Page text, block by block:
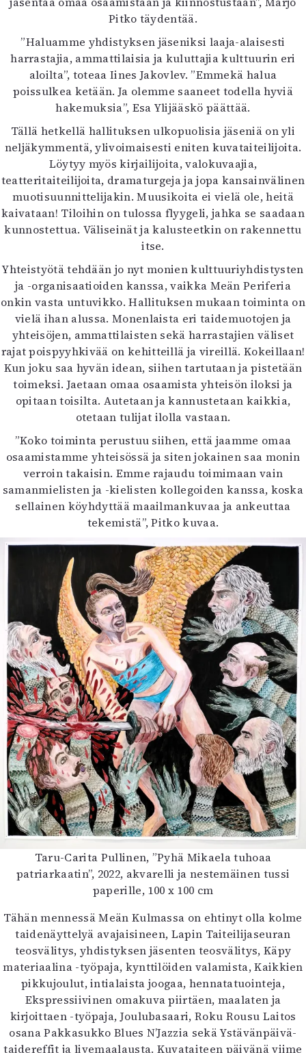
Pitko täydentää.
”Haluamme yhdistyksen jäseniksi laaja-alaisesti
harrastajia, ammattilaisia ja kuluttajia kulttuurin eri
aloilta”, toteaa Iines Jakovlev. ”Emmekä halua
poissulkea ketään. Ja olemme saaneet todella hyviä
hakemuksia”, Esa Ylijääskö päättää.
Tällä hetkellä hallituksen ulkopuolisia jäseniä on yli
neljäkymmentä, ylivoimaisesti eniten kuvataiteilijoita.
Löytyy myös kirjailijoita, valokuvaajia,
teatteritaiteilijoita, dramaturgeja ja jopa kansainvälinen
muotisuunnittelijakin. Muusikoita ei vielä ole, heitä
kaivataan! Tiloihin on tulossa flyygeli, jahka se saadaan
kunnostettua. Väliseinät ja kalusteetkin on rakennettu
itse.
Yhteistyötä tehdään jo nyt monien kulttuuriyhdistysten
ja -organisaatioiden kanssa, vaikka Meän Periferia
onkin vasta untuvikko. Hallituksen mukaan toiminta on
vielä ihan alussa. Monenlaista eri taidemuotojen ja
yhteisöjen, ammattilaisten sekä harrastajien väliset
rajat poispyyhkivää on kehitteillä ja vireillä. Kokeillaan!
Kun joku saa hyvän idean, siihen tartutaan ja pistetään
toimeksi. Jaetaan omaa osaamista yhteisön iloksi ja
opitaan toisilta. Autetaan ja kannustetaan kaikkia,
otetaan tulijat ilolla vastaan.
”Koko toiminta perustuu siihen, että jaamme omaa
osaamistamme yhteisössä ja siten jokainen saa monin
verroin takaisin. Emme rajaudu toimimaan vain
samanmielisten ja -kielisten kollegoiden kanssa, koska
sellainen köyhdyttää maailmankuvaa ja ankeuttaa
tekemistä”, Pitko kuvaa.
Taru-Carita Pullinen, ”Pyhä Mikaela tuhoaa
patriarkaatin”, 2022, akvarelli ja nestemäinen tussi
paperille, 100 x 100 cm
Tähän mennessä Meän Kulmassa on ehtinyt olla kolme
taidenäyttelyä avajaisineen, Lapin Taiteilijaseuran
teosvälitys, yhdistyksen jäsenten teosvälitys, Käpy
materiaalina -työpaja, kynttilöiden valamista, Kaikkien
pikkujoulut, intialaista joogaa, hennatatuointeja,
Ekspressiivinen omakuva piirtäen, maalaten ja
kirjoittaen -työpaja, Joulubasaari, Roku Rousu Laitos
osana Pakkasukko Blues N’Jazzia sekä Ystävänpäivä-
taidereffit ja livemaalausta. Kuvataiteen päivänä viime